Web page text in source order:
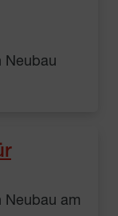
Neubau
Neubau am